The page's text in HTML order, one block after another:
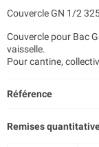
Couvercle GN 1/2
Couvercle pour Bac
vaisselle.
Pour cantine,
Référence
Remises